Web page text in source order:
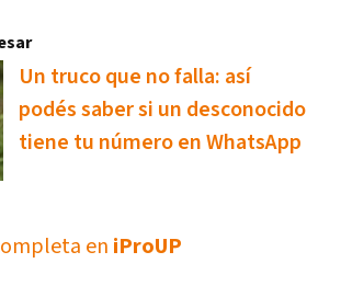
Un truco que no falla: así
podés saber si un desconocido
tiene tu número en WhatsApp
en iProUP